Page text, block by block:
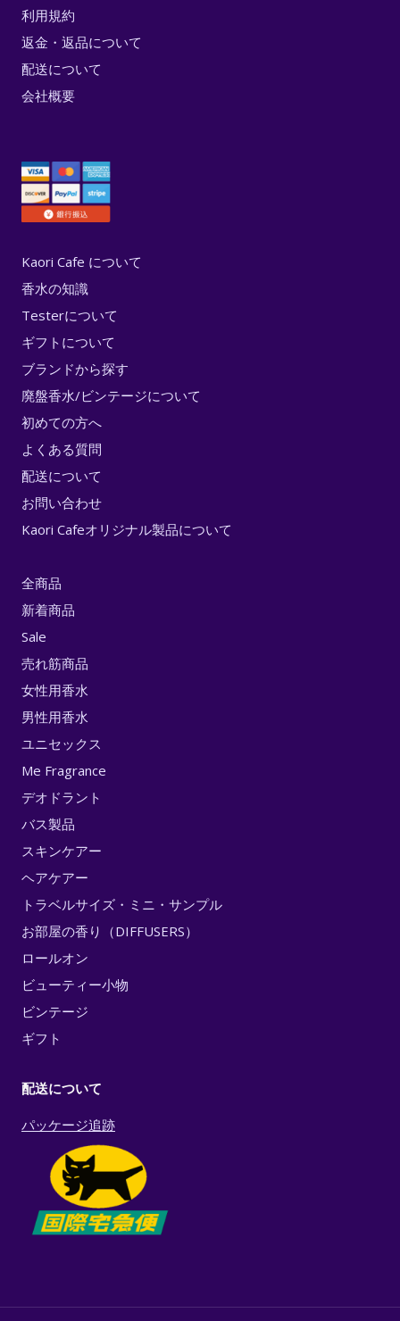
利用規約
返金・返品について
配送について
会社概要
Kaori Cafe について
香水の知識
Testerについて
ギフトについて
ブランドから探す
廃盤香水/ビンテージについて
初めての方へ
よくある質問
配送について
お問い合わせ
Kaori Cafeオリジナル製品について
全商品
新着商品
Sale
売れ筋商品
女性用香水
男性用香水
ユニセックス
Me Fragrance
デオドラント
バス製品
スキンケアー
ヘアケアー
トラベルサイズ・ミニ・サンプル
お部屋の香り（DIFFUSERS）
ロールオン
ビューティー小物
ビンテージ
ギフト
配送について
パッケージ追跡